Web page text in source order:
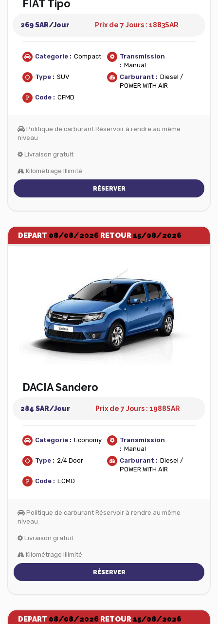
FIAT Tipo
269 SAR/Jour Prix de 7 Jours : 1883SAR
Categorie : Compact
Transmission
: Manual
Type : SUV Carburant : Diesel /
POWER WITH AIR
Code : CFMD
Politique de carburant Réservoir à rendre au même
niveau
Livraison gratuit
Kilométrage Illimité
RÉSERVER
DEPART 08/08/2026 RETOUR15/08/2026
DACIA Sandero
284 SAR/Jour Prix de 7 Jours : 1988SAR
Categorie : Economy
Transmission
: Manual
Type : 2/4 Door Carburant : Diesel /
POWER WITH AIR
Code : ECMD
Politique de carburant Réservoir à rendre au même
niveau
Livraison gratuit
Kilométrage Illimité
RÉSERVER
DEPART 08/08/2026 RETOUR15/08/2026